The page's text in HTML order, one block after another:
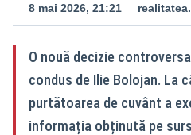
8 mai 2026, 21:21
O nouă decizie
condus de Ilie Bolojan. La
purtătoarea de cuvânt a
informația obținută pe